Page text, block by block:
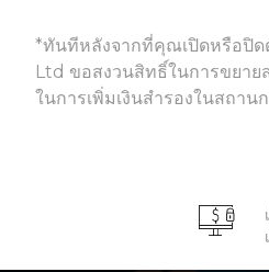
*ทันทีหลังจากที่คุณเปิดหรือปิด
Ltd ขอสงวนสิทธิ์ในการขยาย
ในการเพิ่มเงินสำรองในสถา